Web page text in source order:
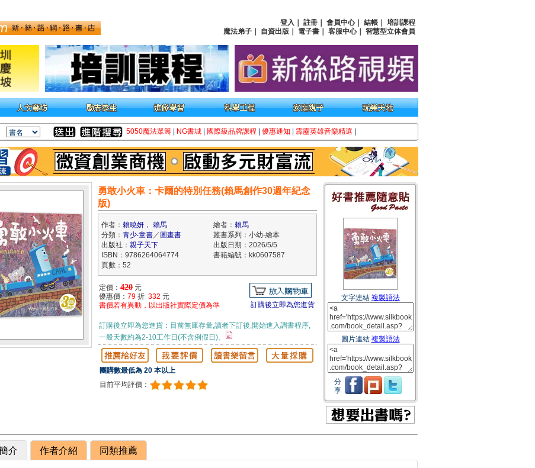
登入 註冊 會員中心｜ 結帳
培訓課程
魔法弟子
自資出版 電子書 客服中心｜ 智慧型立体會員
5050魔法眾籌 NG書城 國際級品牌課程 優惠通知 霹靂英雄音樂精選
勇敢小火車：卡爾的特別任務(賴馬創作30週年紀念
版)
作者： 賴曉妍， 賴馬 繪者： 賴馬
分類： 青少‧童書／ 圖畫書
叢書系列：小幼-繪本
出版社： 親子天下
出版日期：2026/5/5
ISBN：9786264064774
書籍編號：kk0607587
頁數：52
定價： 420 元
優惠價： 79 折 332 元
書價若有異動，以出版社實際定價為準
訂購後立即為您進貨
訂購後立即為您進貨：目前無庫存量,讀者下訂後,開始進入調書程序,
一般天數約為2-10工作日(不含例假日)。
團購數最低為 20 本以上
目前平均評價：
文字連結 複製語法
圖片連結 複製語法
分
享
介 作者介紹 同類推薦